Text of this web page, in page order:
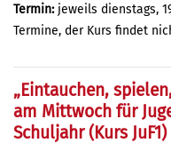
Termin: jeweils dienstags,
Termine, der Kurs findet
„Eintauchen,
am Mittwoch für
Schuljahr (Kurs JuF1)